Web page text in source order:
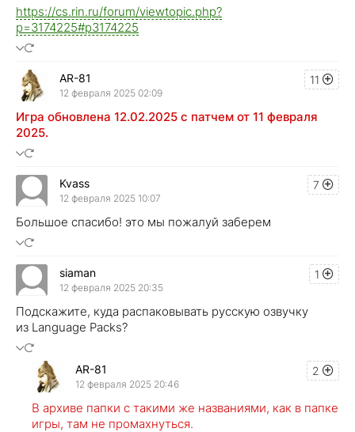
https://cs.rin.ru/forum/viewtopic.php?
p=3174225#p3174225
11
AR-81
12 февраля 2025 02:09
Игра обновлена 12.02.2025 с патчем от 11 февраля
2025.
7
Kvass
12 февраля 2025 10:07
Большое спасибо! это мы пожалуй заберем
1
siaman
12 февраля 2025 20:35
Подскажите, куда распаковывать русскую озвучку
из Language Packs?
2
AR-81
12 февраля 2025 20:46
В архиве папки с такими же названиями, как в папке
игры, там не промахнуться.